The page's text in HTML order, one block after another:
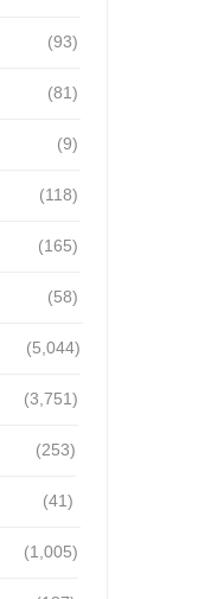
(93)
(81)
(9)
(118)
(165)
(58)
(5,044)
(3,751)
(253)
(41)
(1,005)